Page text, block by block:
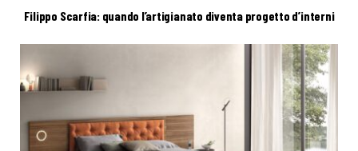
Filippo Scarfia: quando l’artigianato diventa progetto d’interni